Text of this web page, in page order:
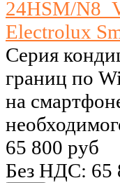
Electrolux
Серия
границ по
на
65 800 руб
Без НДС: 65